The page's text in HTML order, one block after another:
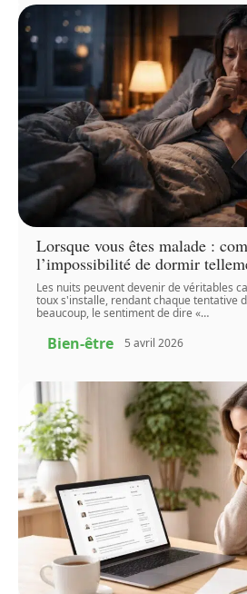
Lorsque vous êtes malade :
l’impossibilité de dormir
Les nuits peuvent devenir de véritables
toux s'installe, rendant chaque tentative
beaucoup, le sentiment de dire «…
Bien-être 5 avril 2026